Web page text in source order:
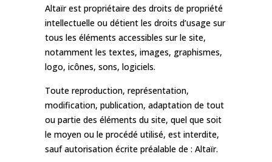
Altaïr est propriétaire des droits de propriété
intellectuelle ou détient les droits d’usage sur
tous les éléments accessibles sur le site,
notamment les textes, images, graphismes,
logo, icônes, sons, logiciels.
Toute reproduction, représentation,
modification, publication, adaptation de tout
ou partie des éléments du site, quel que soit
le moyen ou le procédé utilisé, est interdite,
sauf autorisation écrite préalable de : Altaïr.